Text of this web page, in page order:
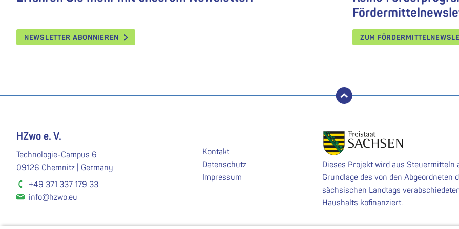
NEWSLETTER ABONNIEREN ZUM
nach oben
HZwo e. V.
Technologie-Campus 6
09126 Chemnitz | Germany
+49 371 337 179 33
info@hzwo.eu
Kontakt
Datenschutz
Impressum
Dieses Projekt wird aus Steuermitteln
Grundlage des von den Abgeordneten
sächsischen Landtags
Haushalts kofinanziert.